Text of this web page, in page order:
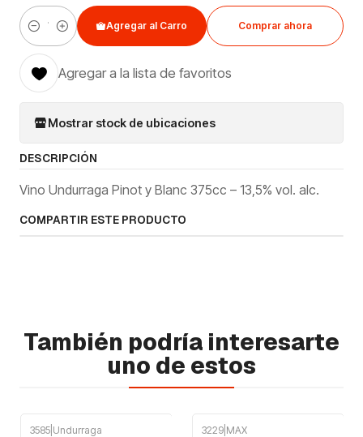
Cantidad
Agregar al Carro Comprar ahora
Agregar a la lista de favoritos
Mostrar stock de ubicaciones
DESCRIPCIÓN
Vino Undurraga Pinot y Blanc 375cc – 13,5% vol. alc.
COMPARTIR ESTE PRODUCTO
También podría interesarte
uno de estos
3585 Undurraga 3229 MAX